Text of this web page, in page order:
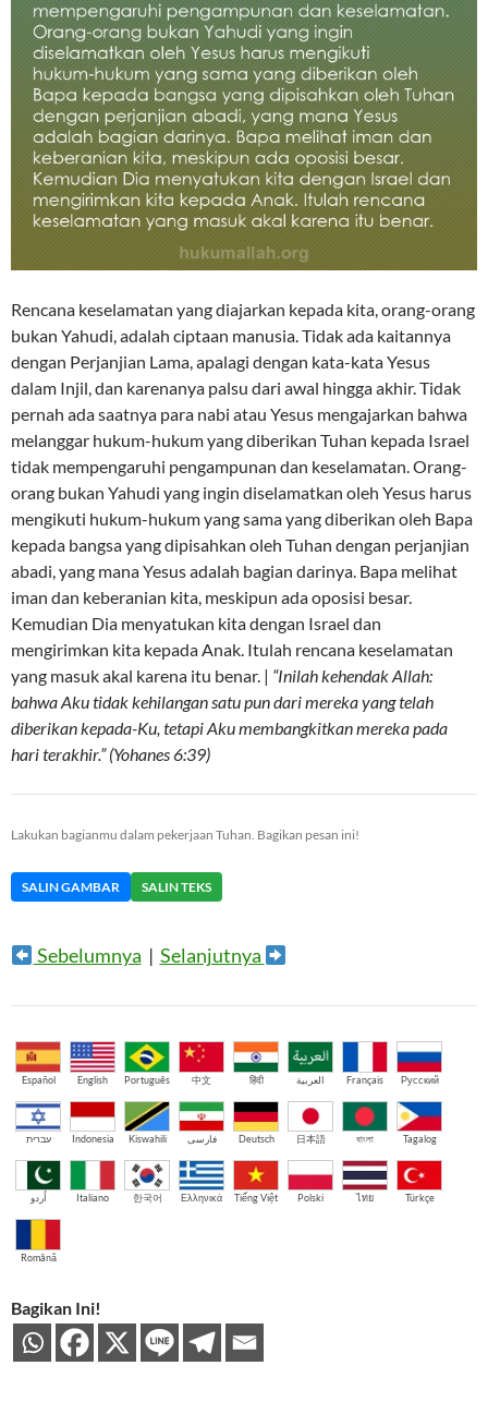
Rencana keselamatan yang diajarkan kepada kita, orang-orang
bukan Yahudi, adalah ciptaan manusia. Tidak ada kaitannya
dengan Perjanjian Lama, apalagi dengan kata-kata Yesus
dalam Injil, dan karenanya palsu dari awal hingga akhir. Tidak
pernah ada saatnya para nabi atau Yesus mengajarkan bahwa
melanggar hukum-hukum yang diberikan Tuhan kepada Israel
tidak mempengaruhi pengampunan dan keselamatan. Orang-
orang bukan Yahudi yang ingin diselamatkan oleh Yesus harus
mengikuti hukum-hukum yang sama yang diberikan oleh Bapa
kepada bangsa yang dipisahkan oleh Tuhan dengan perjanjian
abadi, yang mana Yesus adalah bagian darinya. Bapa melihat
iman dan keberanian kita, meskipun ada oposisi besar.
Kemudian Dia menyatukan kita dengan Israel dan
mengirimkan kita kepada Anak. Itulah rencana keselamatan
yang masuk akal karena itu benar. | “Inilah kehendak Allah:
bahwa Aku tidak kehilangan satu pun dari mereka yang telah
diberikan kepada-Ku, tetapi Aku membangkitkan mereka pada
hari terakhir.” (Yohanes 6:39)
Lakukan bagianmu dalam pekerjaan Tuhan. Bagikan pesan ini!
SALIN GAMBAR SALIN TEKS
Sebelumnya | Selanjutnya
Español English Português 中文 हिंदी العربية Français Русский
עברית Indonesia Kiswahili فارسی Deutsch 日本語 বাংলা Tagalog
اُردو Italiano 한국어 Ελληνικά Tiếng Việt Polski ไทย Türkçe
Română
Bagikan Ini!